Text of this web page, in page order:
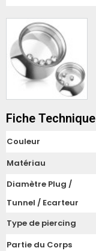
Fiche Technique
Couleur
Matériau
Diamètre Plug /
Tunnel / Ecarteur
Type de piercing
Partie du Corps